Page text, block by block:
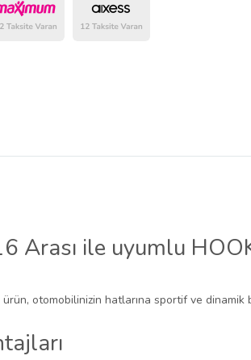
Arası ile uyumlu
otomobilinizin hatlarına sportif ve dinamik